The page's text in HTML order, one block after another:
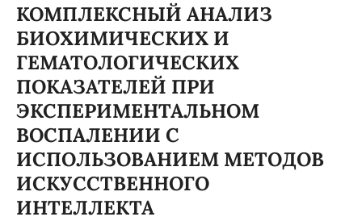
КОМПЛЕКСНЫЙ АНАЛИЗ
БИОХИМИЧЕСКИХ И
ГЕМАТОЛОГИЧЕСКИХ
ПОКАЗАТЕЛЕЙ ПРИ
ЭКСПЕРИМЕНТАЛЬНОМ
ВОСПАЛЕНИИ С
ИСПОЛЬЗОВАНИЕМ МЕТОДОВ
ИСКУССТВЕННОГО
ИНТЕЛЛЕКТА